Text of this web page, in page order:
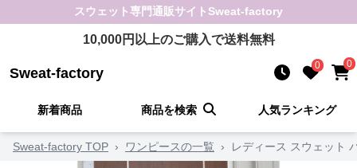
スウェット専門通販サイト Sweat-factory
10,000円以上のご購入で送料無料
Sweat-factory 0 0
新着商品 商品を検索 人気ランキング
Sweat-factory TOP › ワンピースの一覧 › レディース スウェット